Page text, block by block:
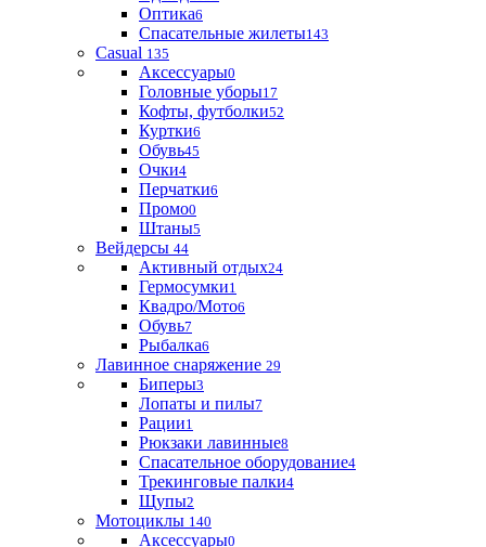
Оптика6
Спасательные жилеты143
Casual 135
Аксессуары0
Головные уборы17
Кофты, футболки52
Куртки6
Обувь45
Очки4
Перчатки6
Промо0
Штаны5
Вейдерсы 44
Активный отдых24
Гермосумки1
Квадро/Мото6
Обувь7
Рыбалка6
Лавинное снаряжение 29
Биперы3
Лопаты и пилы7
Рации1
Рюкзаки лавинные8
Спасательное оборудование4
Трекинговые палки4
Щупы2
Мотоциклы 140
Аксессуары0